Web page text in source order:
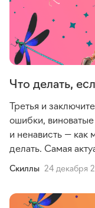
Что делать,
Третья и
ошибки,
и ненависть — как
делать. Самая
Cкиллы 24 декабря